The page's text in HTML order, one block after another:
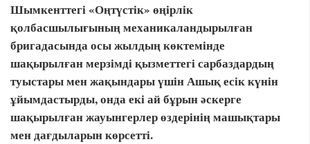
Шымкенттегі «Оңтүстік» өңірлік
қолбасшылығының механикаландырылған
бригадасында осы жылдың көктемінде
шақырылған мерзімді қызметтегі сарбаздардың
туыстары мен жақындары үшін Ашық есік күнін
ұйымдастырды, онда екі ай бұрын әскерге
шақырылған жауынгерлер өздерінің машықтары
мен дағдыларын көрсетті.